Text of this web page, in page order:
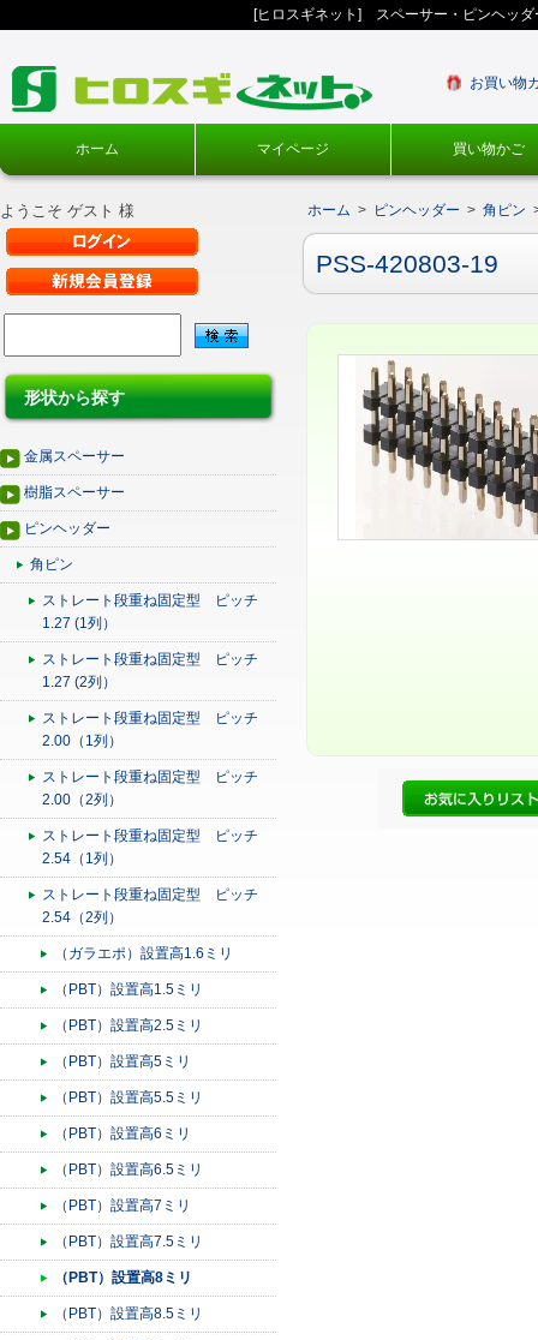
[ヒロスギネット] スペーサー・ピンヘッ
お買い物
ホーム マイページ 買い物かご
ようこそ ゲスト 様
形状から探す
金属スペーサー
樹脂スペーサー
ピンヘッダー
角ピン
ストレート段重ね固定型 ピッチ
1.27 (1列）
ストレート段重ね固定型 ピッチ
1.27 (2列）
ストレート段重ね固定型 ピッチ
2.00（1列）
ストレート段重ね固定型 ピッチ
2.00（2列）
ストレート段重ね固定型 ピッチ
2.54（1列）
ストレート段重ね固定型 ピッチ
2.54（2列）
（ガラエポ）設置高1.6ミリ
（PBT）設置高1.5ミリ
（PBT）設置高2.5ミリ
（PBT）設置高5ミリ
（PBT）設置高5.5ミリ
（PBT）設置高6ミリ
（PBT）設置高6.5ミリ
（PBT）設置高7ミリ
（PBT）設置高7.5ミリ
（PBT）設置高8ミリ
（PBT）設置高8.5ミリ
ホーム > ピンヘッダー > 角ピン
PSS-420803-19